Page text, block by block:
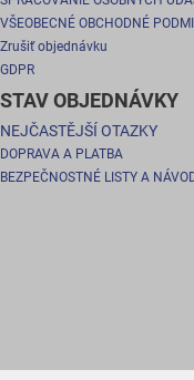
VŠEOBECNÉ OBCHODNÉ
Zrušiť objednávku
GDPR
STAV OBJEDNÁVKY
NEJČASTĚJŠÍ OTAZKY
DOPRAVA A PLATBA
BEZPEČNOSTNÉ LISTY A